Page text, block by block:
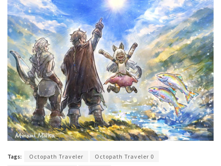
Tags: Octopath Traveler
Octopath Traveler 0